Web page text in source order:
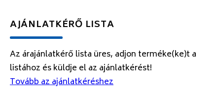
AJÁNLATKÉRŐ LISTA
Az árajánlatkérő lista üres, adjon terméke(ke)t a
listához és küldje el az ajánlatkérést!
Tovább az ajánlatkéréshez